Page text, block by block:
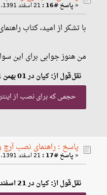
« پاسخ #16 :
با تشکر از امید، کتاب
من هنوز جوابی برای این
نقل‌قول از: کیان در 01 بهمن 1391، 12:57 ق‌ظ
حجمی که برای نصب از
پاسخ : راهنمای نصب آرچ
« پاسخ #17 :
نقل‌قول از: کیان در 21 اسفند 1391، 01:09 ق‌ظ